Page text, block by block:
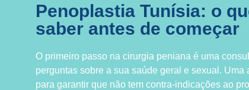
Penoplastia Tunísia: o
saber antes de começar
O primeiro passo na cirurgia peniana é uma
perguntas sobre a sua saúde geral e sexual.
para garantir que não tem contra-indicações ao